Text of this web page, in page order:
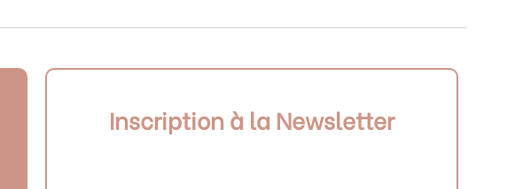
Inscription à la Newsletter